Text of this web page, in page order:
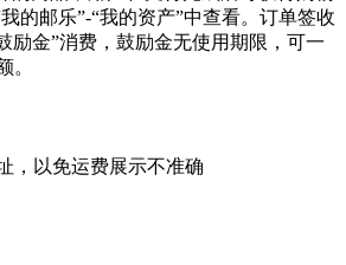
的邮乐”-“我的资产”中查看。订单签收
励金”消费，鼓励金无使用期限，可一
。
，以免运费展示不准确